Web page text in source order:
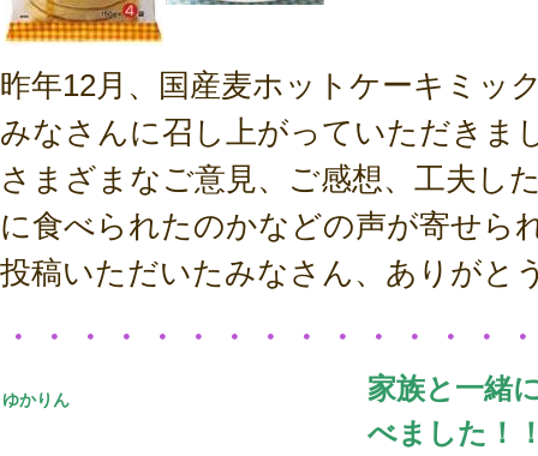
昨年12月、国産麦ホットケーキミッ
みなさんに召し上がっていただきま
さまざまなご意見、ご感想、工夫し
に食べられたのかなどの声が寄せら
投稿いただいたみなさん、ありがと
・・・・・・・・・・・・・・
ゆかりん
家族と一緒
べました！